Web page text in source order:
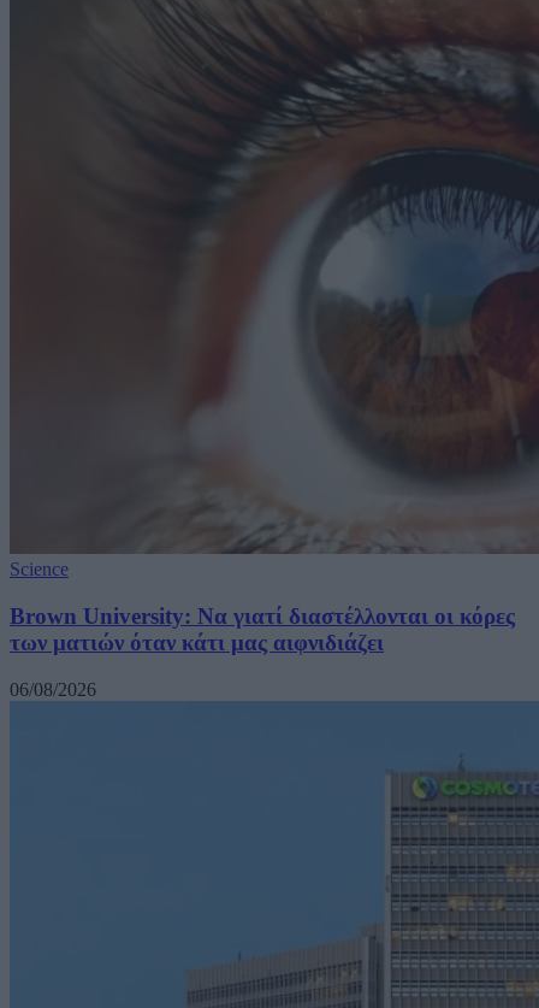
Science
Brown University: Να γιατί διαστέλλονται οι κόρες
των ματιών όταν κάτι μας αιφνιδιάζει
06/08/2026